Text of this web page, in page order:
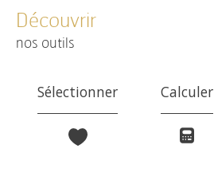
découvrir
nos outils
Sélectionner Calculer